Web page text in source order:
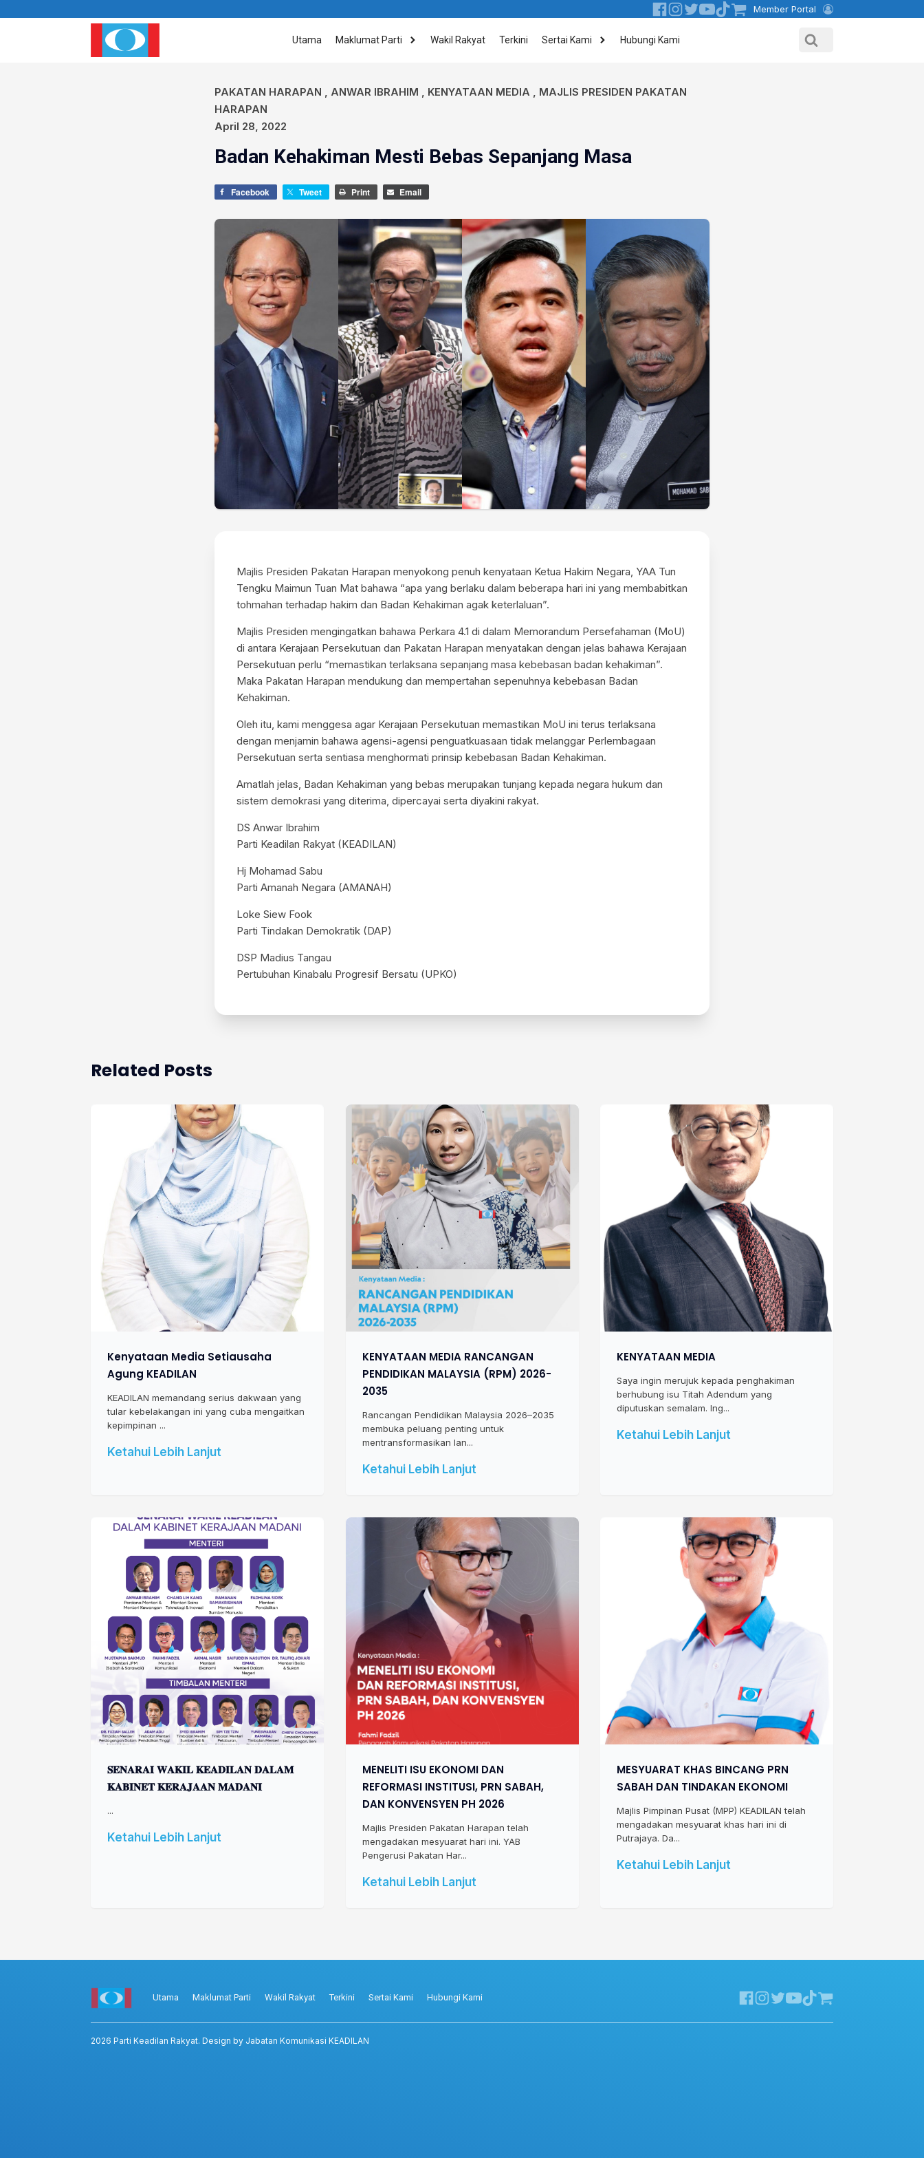
Member Portal
Utama Maklumat Parti Wakil Rakyat Terkini Sertai Kami Hubungi Kami
PAKATAN HARAPAN ANWAR IBRAHIM KENYATAAN MEDIA
MAJLIS PRESIDEN PAKATAN
HARAPAN
April 28, 2022
Badan Kehakiman Mesti Bebas Sepanjang Masa
Facebook Tweet Print Email
Majlis Presiden Pakatan Harapan menyokong penuh kenyataan Ketua Hakim Negara, YAA Tun
Tengku Maimun Tuan Mat bahawa “apa yang berlaku dalam beberapa hari ini yang membabitkan
tohmahan terhadap hakim dan Badan Kehakiman agak keterlaluan”.
Majlis Presiden mengingatkan bahawa Perkara 4.1 di dalam Memorandum Persefahaman (MoU)
di antara Kerajaan Persekutuan dan Pakatan Harapan menyatakan dengan jelas bahawa Kerajaan
Persekutuan perlu “memastikan terlaksana sepanjang masa kebebasan badan kehakiman”.
Maka Pakatan Harapan mendukung dan mempertahan sepenuhnya kebebasan Badan
Kehakiman.
Oleh itu, kami menggesa agar Kerajaan Persekutuan memastikan MoU ini terus terlaksana
dengan menjamin bahawa agensi-agensi penguatkuasaan tidak melanggar Perlembagaan
Persekutuan serta sentiasa menghormati prinsip kebebasan Badan Kehakiman.
Amatlah jelas, Badan Kehakiman yang bebas merupakan tunjang kepada negara hukum dan
sistem demokrasi yang diterima, dipercayai serta diyakini rakyat.
DS Anwar Ibrahim
Parti Keadilan Rakyat (KEADILAN)
Hj Mohamad Sabu
Parti Amanah Negara (AMANAH)
Loke Siew Fook
Parti Tindakan Demokratik (DAP)
DSP Madius Tangau
Pertubuhan Kinabalu Progresif Bersatu (UPKO)
Related Posts
Kenyataan Media Setiausaha
Agung KEADILAN
KEADILAN memandang serius dakwaan yang
tular kebelakangan ini yang cuba mengaitkan
kepimpinan ...
Ketahui Lebih Lanjut
KENYATAAN MEDIA RANCANGAN
PENDIDIKAN MALAYSIA (RPM) 2026-
2035
Rancangan Pendidikan Malaysia 2026–2035
membuka peluang penting untuk
mentransformasikan lan...
Ketahui Lebih Lanjut
KENYATAAN MEDIA
Saya ingin merujuk kepada penghakiman
berhubung isu Titah Adendum yang
diputuskan semalam. Ing...
Ketahui Lebih Lanjut
𝐒𝐄𝐍𝐀𝐑𝐀𝐈 𝐖𝐀𝐊𝐈𝐋 𝐊𝐄𝐀𝐃𝐈𝐋𝐀𝐍 𝐃𝐀𝐋𝐀𝐌
𝐊𝐀𝐁𝐈𝐍𝐄𝐓 𝐊𝐄𝐑𝐀𝐉𝐀𝐀𝐍 𝐌𝐀𝐃𝐀𝐍𝐈
...
Ketahui Lebih Lanjut
MENELITI ISU EKONOMI DAN
REFORMASI INSTITUSI, PRN SABAH,
DAN KONVENSYEN PH 2026
Majlis Presiden Pakatan Harapan telah
mengadakan mesyuarat hari ini. YAB
Pengerusi Pakatan Har...
Ketahui Lebih Lanjut
MESYUARAT KHAS BINCANG PRN
SABAH DAN TINDAKAN EKONOMI
Majlis Pimpinan Pusat (MPP) KEADILAN telah
mengadakan mesyuarat khas hari ini di
Putrajaya. Da...
Ketahui Lebih Lanjut
Utama Maklumat Parti Wakil Rakyat Terkini Sertai Kami Hubungi Kami
2026 Parti Keadilan Rakyat. Design by Jabatan Komunikasi KEADILAN